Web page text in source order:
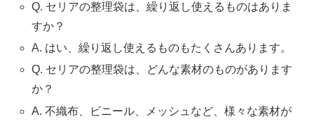
Q. セリアの整理袋は、繰り返し使えるものはありま
すか？
A. はい、繰り返し使えるものもたくさんあります。
Q. セリアの整理袋は、どんな素材のものがあります
か？
A. 不織布、ビニール、メッシュなど、様々な素材が